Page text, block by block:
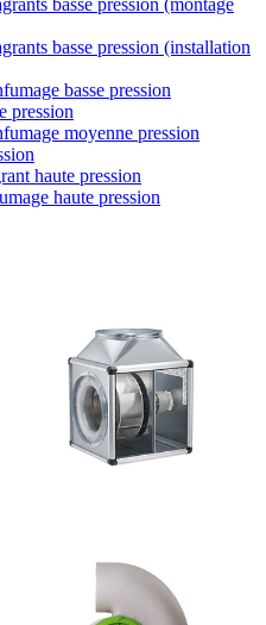
basse pression (montage
basse pression (installation
basse pression
pression
moyenne pression
haute pression
haute pression